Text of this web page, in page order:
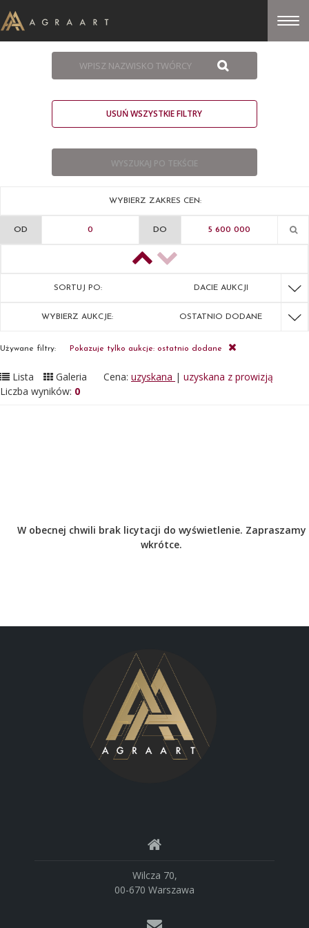
USUŃ WSZYSTKIE FILTRY
WYBIERZ ZAKRES CEN:
OD DO
SORTUJ PO: DACIE AUKCJI
WYBIERZ AUKCJE: OSTATNIO DODANE
Używane filtry: Pokazuje tylko aukcje: ostatnio dodane
Lista Galeria Cena: uzyskana | uzyskana z prowizją
Liczba wyników: 0
W obecnej chwili brak licytacji do wyświetlenie. Zapraszamy
wkrótce.
Wilcza 70,
00-670 Warszawa